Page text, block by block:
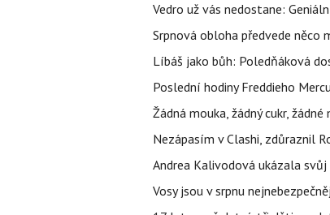
Vedro už vás nedostane:
Srpnová obloha předvede něco
Líbáš jako bůh: Poledňáková
Poslední hodiny Freddieho
Žádná mouka, žádný cukr,
Nezápasím v Clashi, zdůraznil
Andrea Kalivodová ukázala
Vosy jsou v srpnu